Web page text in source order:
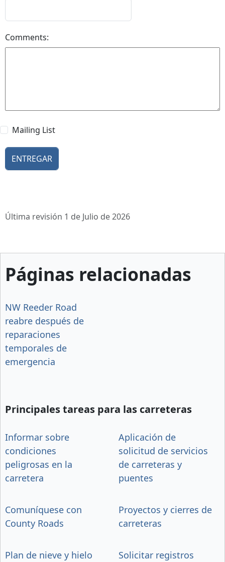
Comments:
Mailing List
Última revisión 1 de Julio de 2026
Páginas relacionadas
NW Reeder Road
reabre después de
reparaciones
temporales de
emergencia
Principales tareas para las carreteras
Informar sobre
condiciones
peligrosas en la
carretera
Aplicación de
solicitud de servicios
de carreteras y
puentes
Comuníquese con
County Roads
Proyectos y cierres de
carreteras
Plan de nieve y hielo
Solicitar registros